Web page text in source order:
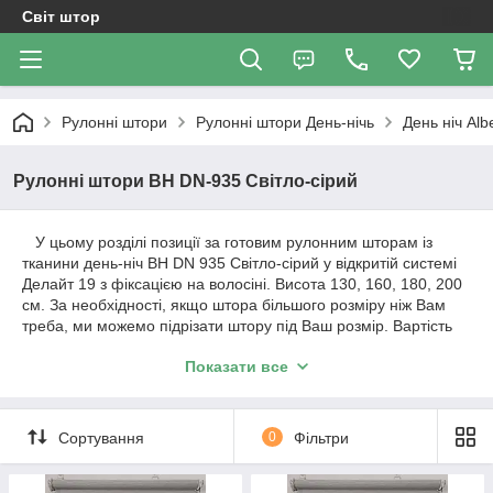
Світ штор
Рулонні штори Рулоннi штори День-нiчь День ніч
Рулонні штори ВН DN-935 Світло-сірий
У цьому розділі позиції за готовим рулонним шторам із
тканини день-ніч ВН DN 935 Світло-сірий у відкритій системі
Делайт 19 з фіксацією на волосіні. Висота 130, 160, 180, 200
см. За необхідності, якщо штора більшого розміру ніж Вам
треба, ми можемо підрізати штору під Ваш розмір. Вартість
Важливо!!! Як відбувається робота з нами. Ми
працюємо з усією Україною!
дзвінком або повідомленням в Вайбер.
Показати все
Сортування 0 Фільтри